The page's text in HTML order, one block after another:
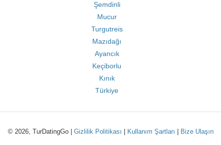
Şemdinli
Mucur
Turgutreis
Mazıdağı
Ayancık
Keçiborlu
Kınık
Türkiye
© 2026, TurDatingGo | Gizlilik Politikası Kullanım Şartları Bize Ulaşın